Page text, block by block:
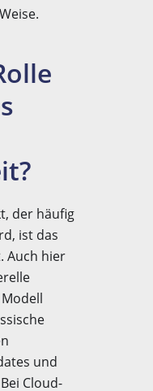
der häufig
ist das
Auch hier
und
Cloud-